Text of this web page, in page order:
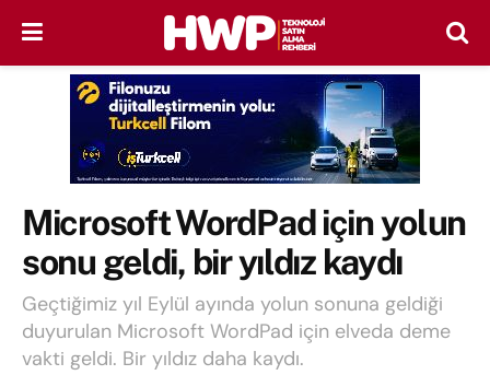
Microsoft WordPad için yolun
sonu geldi, bir yıldız kaydı
Geçtiğimiz yıl Eylül ayında yolun sonuna geldiği
duyurulan Microsoft WordPad için elveda deme
vakti geldi. Bir yıldız daha kaydı.